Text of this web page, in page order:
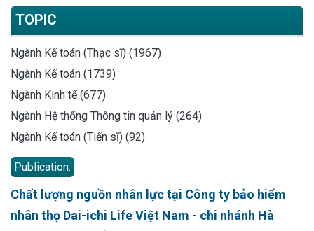
TOPIC
Ngành Kế toán (Thạc sĩ) (1967)
Ngành Kế toán (1739)
Ngành Kinh tế (677)
Ngành Hệ thống Thông tin quản lý (264)
Ngành Kế toán (Tiến sĩ) (92)
Publication:
Chất lượng nguồn nhân lực tại Công ty bảo hiểm
nhân thọ Dai-ichi Life Việt Nam - chi nhánh Hà